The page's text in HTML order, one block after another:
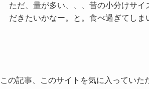
ただ、量が多い、、、昔の小分けサイ
だきたいかなー。と。食べ過ぎてし
この記事、このサイトを気に入っていた